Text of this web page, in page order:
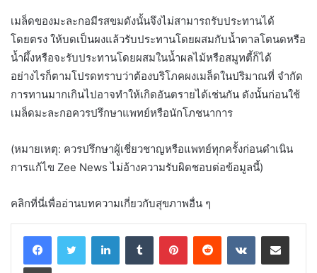
เมล็ดของมะละกอมีรสขมดังนั้นจึงไม่สามารถรับประทานได้
โดยตรง ให้บดเป็นผงแล้วรับประทานโดยผสมกับน้ำตาลโตนดหรือ
น้ำผึ้งหรือจะรับประทานโดยผสมในน้ำผลไม้หรือสมูทตี้ก็ได้
อย่างไรก็ตามโปรดทราบว่าต้องบริโภคผงเมล็ดในปริมาณที่ จำกัด
การทานมากเกินไปอาจทำให้เกิดอันตรายได้เช่นกัน ดังนั้นก่อนใช้
เมล็ดมะละกอควรปรึกษาแพทย์หรือนักโภชนาการ
(หมายเหตุ: ควรปรึกษาผู้เชี่ยวชาญหรือแพทย์ทุกครั้งก่อนดำเนิน
การแก้ไข Zee News ไม่อ้างความรับผิดชอบต่อข้อมูลนี้)
คลิกที่นี่เพื่ออ่านบทความเกี่ยวกับสุขภาพอื่น ๆ
LinkedInTumblr PinterestReddit VKontakteShare via Email
Print